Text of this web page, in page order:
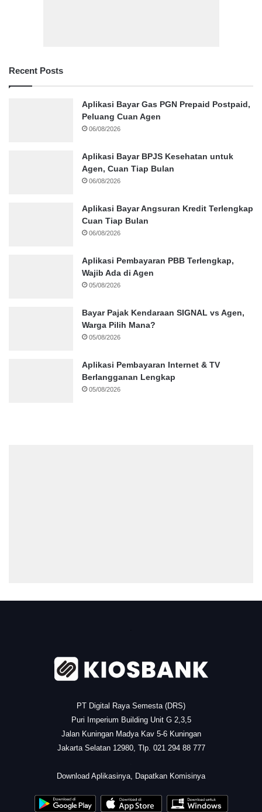
Recent Posts
Aplikasi Bayar Gas PGN Prepaid Postpaid,
Peluang Cuan Agen
06/08/2026
Aplikasi Bayar BPJS Kesehatan untuk
Agen, Cuan Tiap Bulan
06/08/2026
Aplikasi Bayar Angsuran Kredit Terlengkap
Cuan Tiap Bulan
06/08/2026
Aplikasi Pembayaran PBB Terlengkap,
Wajib Ada di Agen
05/08/2026
Bayar Pajak Kendaraan SIGNAL vs Agen,
Warga Pilih Mana?
05/08/2026
Aplikasi Pembayaran Internet & TV
Berlangganan Lengkap
05/08/2026
PT Digital Raya Semesta (DRS)
Puri Imperium Building Unit G 2,3,5
Jalan Kuningan Madya Kav 5-6 Kuningan
Jakarta Selatan 12980, Tlp. 021 294 88 777
Download Aplikasinya, Dapatkan Komisinya